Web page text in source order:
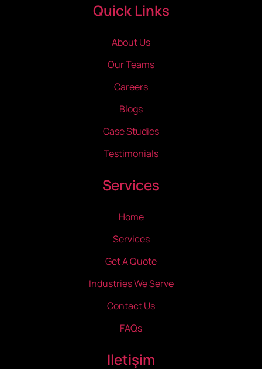
Quick Links
About Us
Our Teams
Careers
Blogs
Case Studies
Testimonials
Services
Home
Services
Get A Quote
Industries We Serve
Contact Us
FAQs
Iletişim